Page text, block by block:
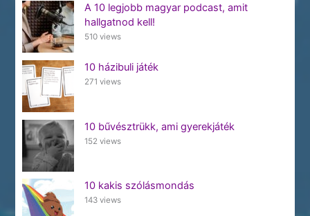
A 10 legjobb magyar podcast, amit
hallgatnod kell!
510 views
10 házibuli játék
271 views
10 bűvésztrükk, ami gyerekjáték
152 views
10 kakis szólásmondás
143 views